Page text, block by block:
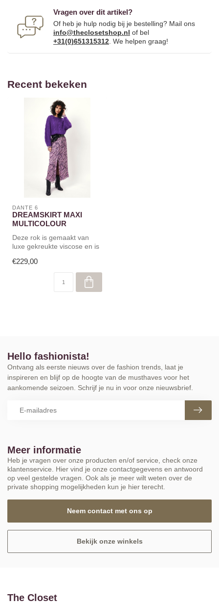
Vragen over dit artikel?
Of heb je hulp nodig bij je bestelling? Mail ons
info@theclosetshop.nl of bel
+31(0)651315312 . We helpen graag!
Recent bekeken
DANTE 6
DREAMSKIRT MAXI
MULTICOLOUR
Deze rok is gemaakt van
luxe gekreukte viscose en is
elke...
€229,00
Meer informatie
Heb je vragen over onze producten en/of service, check onze
klantenservice. Hier vind je onze contactgegevens en antwoord
op veel gestelde vragen. Ook als je meer wilt weten over de
private shopping mogelijkheden kun je hier terecht.
Neem contact met ons op
Bekijk onze winkels
Hello fashionista!
Ontvang als eerste nieuws over de fashion trends, laat je
inspireren en blijf op de hoogte van de musthaves voor het
aankomende seizoen. Schrijf je nu in voor onze nieuwsbrief.
The Closet